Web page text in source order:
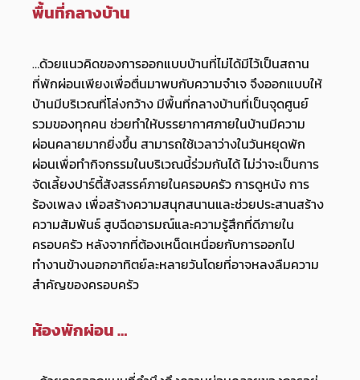
พื้นที่กลางบ้าน
…ด้วยแนวคิดของการออกแบบบ้านที่ไม่ได้มีไว้เป็นสถาน
ที่พักผ่อนเพียงเพื่อตื่นมาพบกับความจำเจ จึงออกแบบให้
บ้านมีบริเวณที่โล่งกว้าง มีพื้นที่กลางบ้านที่เป็นจุดศูนย์
รวมของทุกคน ช่วยทำให้บรรยากาศภายในบ้านมีความ
ผ่อนคลายมากยิ่งขึ้น สามารถใช้เวลาว่างในวันหยุดพัก
ผ่อนเพื่อทำกิจกรรมในบริเวณนี้ร่วมกันได้ ไม่ว่าจะเป็นการ
จัดเลี้ยงปาร์ตี้สังสรรค์ภายในครอบครัว การดูหนัง การ
ร้องเพลง เพื่อสร้างความสนุกสนานและช่วยประสานสร้าง
ความสัมพันธ์ สูบฉีดอารมณ์และความรู้สึกที่ดีภายใน
ครอบครัว หลังจากที่ต้องเหน็ดเหนื่อยกับการออกไป
ทำงานข้างนอกอาทิตย์ละหลายวันโดยที่อาจหลงลืมความ
สำคัญของครอบครัว
ห้องพักผ่อน …